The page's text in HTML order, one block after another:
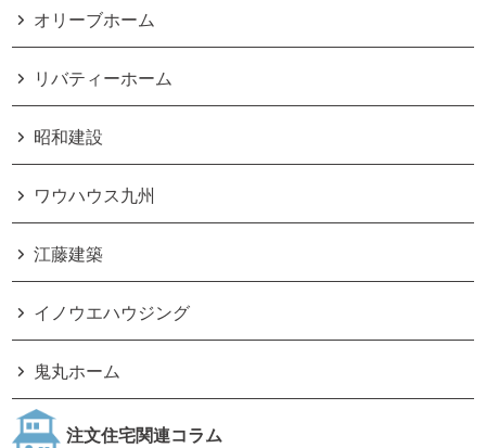
オリーブホーム
リバティーホーム
昭和建設
ワウハウス九州
江藤建築
イノウエハウジング
鬼丸ホーム
注文住宅関連コラム